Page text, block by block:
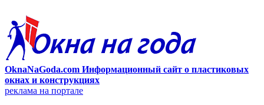
OknaNaGoda.com Информационный сайт о пластиковых
окнах и конструкциях
реклама на портале